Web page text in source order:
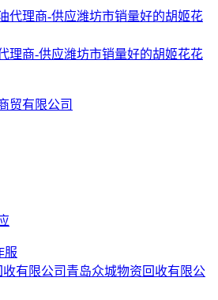
理商-供应潍坊市销量好的胡姬花花
贸有限公司
服
青岛众城物资回收有限公